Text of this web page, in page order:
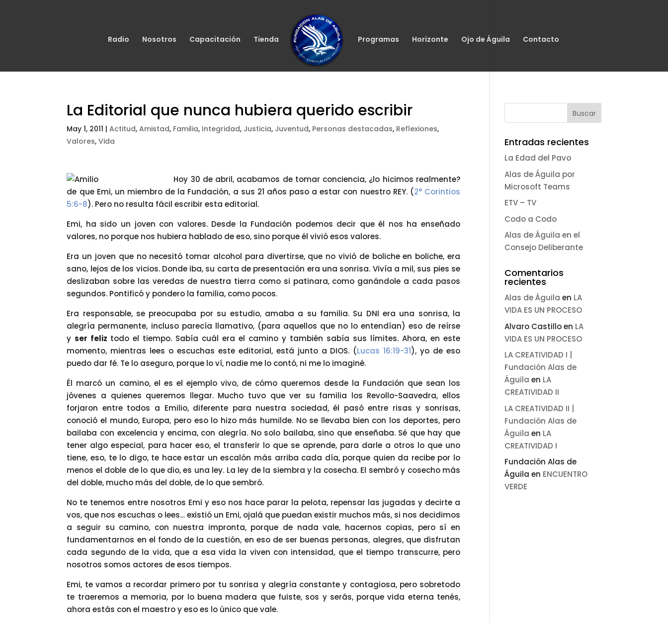
Radio Nosotros Capacitación Tienda Programas Horizonte Ojo de Águila Contacto
La Editorial que nunca hubiera querido escribir
May 1, 2011 |Actitud,Amistad, Familia, Integridad, Justicia, Juventud, Personas destacadas, Reflexiones,
Valores,Vida
Hoy 30 de abril, acabamos de tomar conciencia, ¿lo hicimos realmente?
de que Emi, un miembro de la Fundación, a sus 21 años paso a estar con nuestro REY. (2° Corintios
5:6-8). Pero no resulta fácil escribir esta editorial.
Emi, ha sido un joven con valores. Desde la Fundación podemos decir que él nos ha enseñado
valores, no porque nos hubiera hablado de eso, sino porque él vivió esos valores.
Era un joven que no necesitó tomar alcohol para divertirse, que no vivió de boliche en boliche, era
sano, lejos de los vicios. Donde iba, su carta de presentación era una sonrisa. Vivía a mil, sus pies se
deslizaban sobre las veredas de nuestra tierra como si patinara, como ganándole a cada pasos
segundos. Pontificó y pondero la familia, como pocos.
Era responsable, se preocupaba por su estudio, amaba a su familia. Su DNI era una sonrisa, la
alegría permanente, incluso parecía llamativo, (para aquellos que no lo entendían) eso de reírse
yser feliz todo el tiempo. Sabía cuál era el camino y también sabía sus límites. Ahora, en este
momento, mientras lees o escuchas este editorial, está junto a DIOS. (Lucas 16:19-31), yo de eso
puedo dar fé. Te lo aseguro, porque lo ví, nadie me lo contó, ni me lo imaginé.
Él marcó un camino, el es el ejemplo vivo, de cómo queremos desde la Fundación que sean los
jóvenes a quienes queremos llegar. Mucho tuvo que ver su familia los Revollo-Saavedra, ellos
forjaron entre todos a Emilio, diferente para nuestra sociedad, él pasó entre risas y sonrisas,
conoció el mundo, Europa, pero eso lo hizo más humilde. No se llevaba bien con los deportes, pero
bailaba con excelencia y encima, con alegría. No solo bailaba, sino que enseñaba. Sé que hay que
tener algo especial, para hacer eso, el transferir lo que se aprende, para darle a otros lo que uno
tiene, eso, te lo digo, te hace estar un escalón más arriba cada día, porque quien da recibe por lo
menos el doble de lo que dio, es una ley. La ley de la siembra y la cosecha. El sembró y cosecho más
del doble, mucho más del doble, de lo que sembró.
No te tenemos entre nosotros Emi y eso nos hace parar la pelota, repensar las jugadas y decirte a
vos, que nos escuchas o lees… existió un Emi, ojalá que puedan existir muchos más, si nos decidimos
a seguir su camino, con nuestra impronta, porque de nada vale, hacernos copias, pero sí en
fundamentarnos en el fondo de la cuestión, en eso de ser buenas personas, alegres, que disfrutan
cada segundo de la vida, que a esa vida la viven con intensidad, que el tiempo transcurre, pero
nosotros somos actores de esos tiempos.
Emi, te vamos a recordar primero por tu sonrisa y alegría constante y contagiosa, pero sobretodo
te traeremos a memoria, por lo buena madera que fuiste, sos y serás, porque vida eterna tenés,
ahora estás con el maestro y eso es lo único que vale.
Entradas recientes
La Edad del Pavo
Alas de Águila por
Microsoft Teams
ETV – TV
Codo a Codo
Alas de Águila en el
Consejo Deliberante
Comentarios
recientes
Alas de Águila en LA
VIDA ES UN PROCESO
Alvaro Castilloen LA
VIDA ES UN PROCESO
LA CREATIVIDAD I |
Fundación Alas de
Águila en LA
CREATIVIDAD II
LA CREATIVIDAD II |
Fundación Alas de
Águila en LA
CREATIVIDAD I
Fundación Alas de
Águila en ENCUENTRO
VERDE